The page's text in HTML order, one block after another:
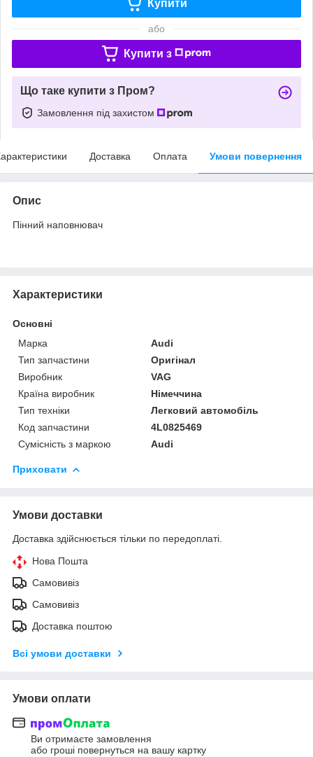
Купити
або
Купити з
Що таке купити з Пром?
Замовлення під захистом
Доставка Оплата Умови повернення
Опис
Пінний наповнювач
Характеристики
Основні
Марка
Audi
Тип запчастини
Оригінал
Виробник
VAG
Країна виробник
Німеччина
Тип техніки
Легковий автомобіль
Код запчастини
4L0825469
Сумісність з маркою
Audi
Приховати
Умови доставки
Доставка здійснюється тільки по передоплаті.
Нова Пошта
Самовивіз
Самовивіз
Доставка поштою
Всі умови доставки
Умови оплати
Ви отримаєте замовлення
або гроші повернуться на вашу картку